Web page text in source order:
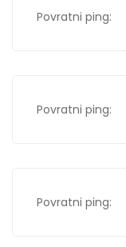
Povratni ping:
Povratni ping:
Povratni ping: